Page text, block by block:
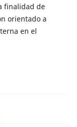
finalidad de
orientado a
en el